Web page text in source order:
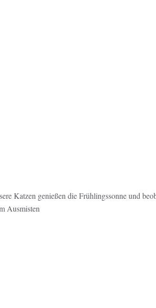
Katzen genießen die Frühlingssonne und
Ausmisten